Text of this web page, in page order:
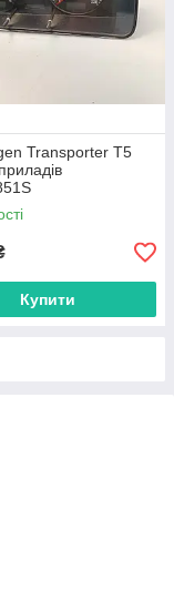
Transporter T5
Купити